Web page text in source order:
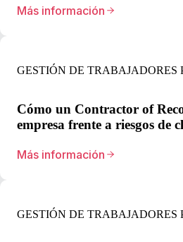
Más información
GESTIÓN DE TRABAJADORES
Cómo un Contractor of
empresa frente a riesgos de
Más información
GESTIÓN DE TRABAJADORES